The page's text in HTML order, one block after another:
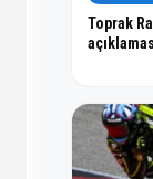
Toprak